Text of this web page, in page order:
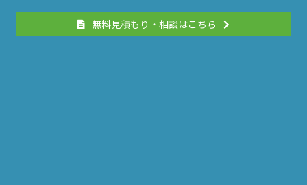
無料見積もり・相談はこちら